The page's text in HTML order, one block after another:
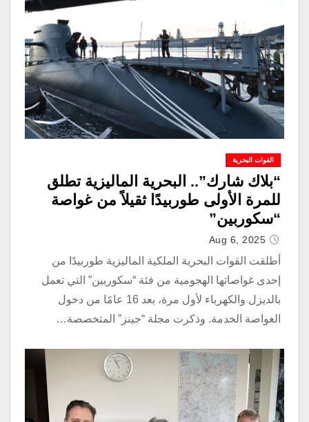
القوات البحرية
“بلاك شارك”.. البحرية الماليزية تطلق
للمرة الأولى طوربيدًا ثقيلاً من غواصة
“سكوربين”
Aug 6, 2025
أطلقت القوات البحرية الملكية الماليزية طوربيدًا من
إحدى غواصاتها الهجومية من فئة “سكوربين” التي تعمل
بالديزل والكهرباء لأول مرة، بعد 16 عامًا من دخول
الغواصة الخدمة. وذكرت مجلة “جينز” المتخصصة…